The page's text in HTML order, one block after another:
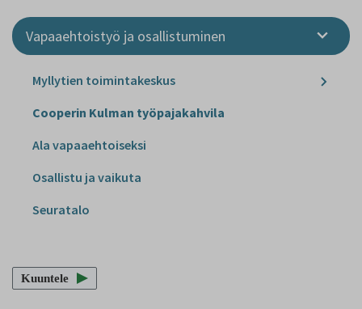
Vapaaehtoistyö ja osallistuminen
Myllytien toimintakeskus
Cooperin Kulman työpajakahvila
Ala vapaaehtoiseksi
Osallistu ja vaikuta
Seuratalo
Kuuntele